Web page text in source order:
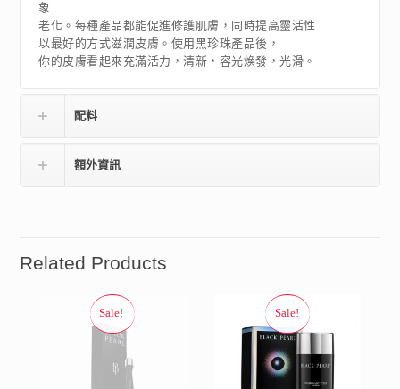
象
老化。每種產品都能促進修護肌膚，同時提高靈活性
以最好的方式滋潤皮膚。使用黑珍珠產品後，
你的皮膚看起來充滿活力，清新，容光煥發，光滑。
配料
額外資訊
Related Products